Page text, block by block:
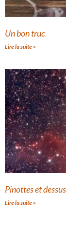
Un bon truc
Lire la suite »
Pinottes et
Lire la suite »